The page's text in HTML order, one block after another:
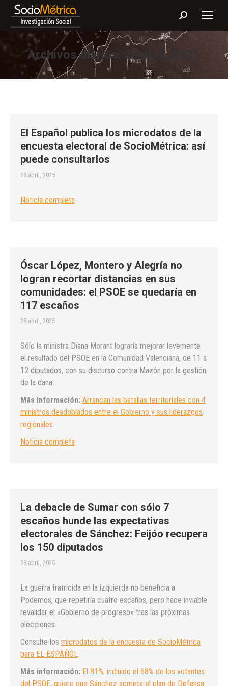
Buscar:
Archivos diarios: 28 abril, 2025
El Español publica los microdatos de la
encuesta electoral de SocioMétrica: así
puede consultarlos
28 abril, 2025
Noticia completa
Óscar López, Montero y Alegría no
logran recortar distancias en sus
comunidades: el PSOE se quedaría en
117 escaños
28 abril, 2025
Sólo la ministra Diana Morant lograría mejorar levemente
el resultado del PSOE en la Comunidad Valenciana, de 11 a
12 diputados, con su discurso contra Mazón por la gestión
de la dana.
Más información: Arrancan las batallas territoriales con 4
ministros desdoblados entre el Gobierno y sus liderazgos
regionales
Noticia completa
La debacle de Sumar con sólo 7
escaños hunde las expectativas
electorales de Sánchez: Feijóo recupera
los 150 diputados
28 abril, 2025
La guerra fratricida en la izquierda no beneficia a
Podemos, que repetiría cuatro escaños, pero hace inviable
revalidar el «Gobierno de progreso» tras las próximas
elecciones.
Consulte los microdatos de la encuesta de SocioMétrica
para EL ESPAÑOL.
Más información: El 81%, incluido el 68% de los votantes
del PSOE, quiere que Sánchez someta el plan de Defensa